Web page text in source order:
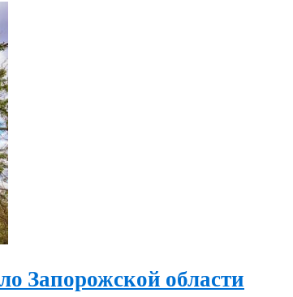
Запорожской области